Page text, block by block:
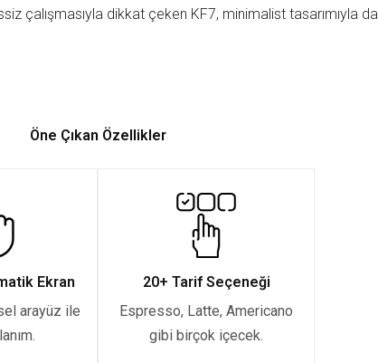
çalışmasıyla dikkat çeken KF7, minimalist tasarımıyla da
Öne Çıkan Özellikler
Ekran
arayüz ile
20+ Tarif Seçeneği
Espresso, Latte, Americano
gibi birçok içecek.